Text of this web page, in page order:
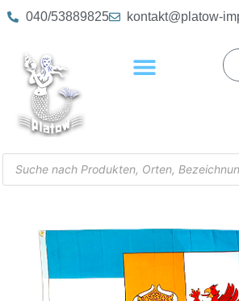
040/53889825 kontakt@platow-